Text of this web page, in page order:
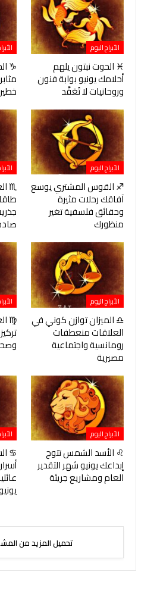
الأبراج اليوم
♓ الحوت نبتون يلهم
أحلامك يونيو بوابة فنون
وروحانيات لا تُعَقَّد
♑
الأبراج اليوم
♐ القوس المشتري يوسع
آفاقك رحلات مثيرة
وحقائق فلسفية تغير
منظورك
♏
الأبراج اليوم
♎ الميزان توازن كوني في
العلاقات منعطفات
رومانسية واجتماعية
مصيرية
♍
الأبراج اليوم
♌ الأسد الشمس تتوج
إبداعك يونيو شهر التقدير
العام ومشاريع جريئة
♋
تحميل المزيد من